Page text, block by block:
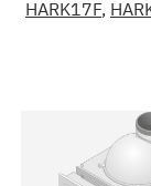
HARK17F